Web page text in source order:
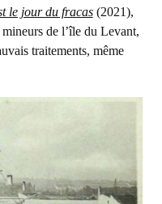
le jour du fracas(2021),
de l’île du Levant,
traitements, même